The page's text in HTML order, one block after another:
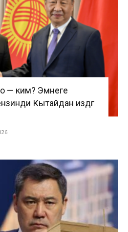
— ким? Эмнеге
Кытайдан издөөгө